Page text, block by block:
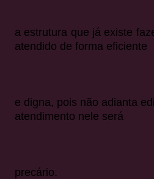
a estrutura que já existe
atendido de forma eficiente
e digna, pois não adianta
atendimento nele será
precário.